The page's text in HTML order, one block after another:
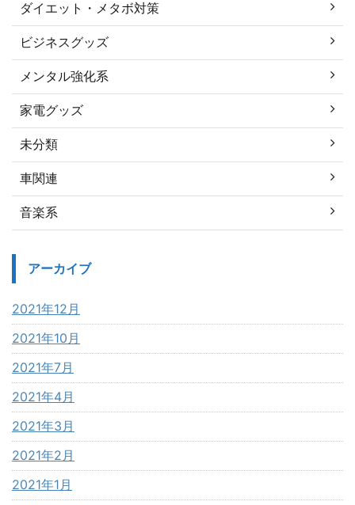
ダイエット・メタボ対策
ビジネスグッズ
メンタル強化系
家電グッズ
未分類
車関連
音楽系
アーカイブ
2021年12月
2021年10月
2021年7月
2021年4月
2021年3月
2021年2月
2021年1月